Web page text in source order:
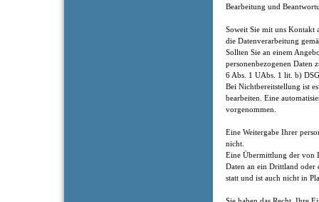
Bearbeitung und
Soweit Sie mit uns
die Datenverarbeitung
Sollten Sie an einem
personenbezogenen Daten
6 Abs. 1 UAbs. 1 lit. b)
Bei Nichtbereitstellung ist
bearbeiten. Eine
vorgenommen.
Eine Weitergabe Ihrer
nicht.
Eine Übermittlung der von
Daten an ein Drittland oder
statt und ist auch nicht in